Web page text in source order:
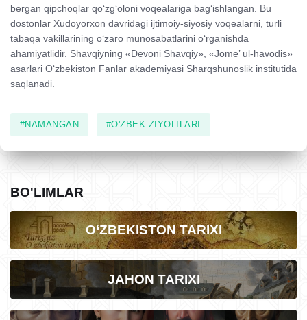
bergan qipchoqlar qo‘zg‘oloni voqealariga bag‘ishlangan. Bu
dostonlar Xudoyorxon davridagi ijtimoiy-siyosiy voqealarni, turli
tabaqa vakillarining o‘zaro munosabatlarini o‘rganishda
ahamiyatlidir. Shavqiyning «Devoni Shavqiy», «Jome’ ul-havodis»
asarlari O‘zbekiston Fanlar akademiyasi Sharqshunoslik institutida
saqlanadi.
#NAMANGAN #O'ZBEK ZIYOLILARI
BO'LIMLAR
O‘ZBEKISTON TARIXI
JAHON TARIXI